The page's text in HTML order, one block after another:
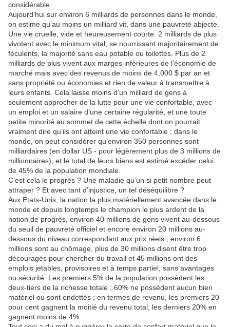
considérable.
Aujourd’hui sur environ 6 milliards de personnes dans le monde,
on estime qu’au moins un milliard vit, dans une pauvreté abjecte.
Une vie cruelle, vide et heureusement courte. 2 milliards de plus
vivotent avec le minimum vital, se nourrissant majoritairement de
féculents, la majorité sans eau potable ou toilettes. Plus de 2
milliards de plus vivent aux marges inférieures de l’économie de
marché mais avec des revenus de moins de 4,000 $ par an et
sans propriété ou économies et rien de valeur à transmettre à
leurs enfants. Cela laisse moins d’un milliard de gens à
seulement approcher de la lutte pour une vie confortable, avec
un emploi et un salaire d’une certaine régularité, et une toute
petite minorité au sommet de cette échelle dont on pourrait
vraiment dire qu’ils ont atteint une vie confortable ; dans le
monde, on peut considérer qu’environ 350 personnes sont
milliardaires (en dollar US - pour légèrement plus de 3 millions de
millionnaires), et le total de leurs biens est estimé excéder celui
de 45% de la population mondiale.
C’est cela le progrès ? Une maladie qu’un si petit nombre peut
attraper ? Et avec tant d’injustice, un tel déséquilibre ?
Aux États-Unis, la nation la plus matériellement avancée dans le
monde et depuis longtemps le champion le plus ardent de la
notion de progrès, environ 40 millions de gens vivent au-dessous
du seuil de pauvreté officiel et encore environ 20 millions au-
dessous du niveau correspondant aux prix réels ; environ 6
millions sont au chômage, plus de 30 millions disent être trop
découragés pour chercher du travail et 45 millions ont des
emplois jetables, provisoires et à temps partiel, sans avantages
ou sécurité. Les premiers 5% de la population possèdent les
deux-tiers de la richesse totale ; 60% ne possèdent aucun bien
matériel ou sont endettés ; en termes de revenu, les premiers 20
pour cent gagnent la moitié du revenu total, les derniers 20% en
gagnent moins de 4%.